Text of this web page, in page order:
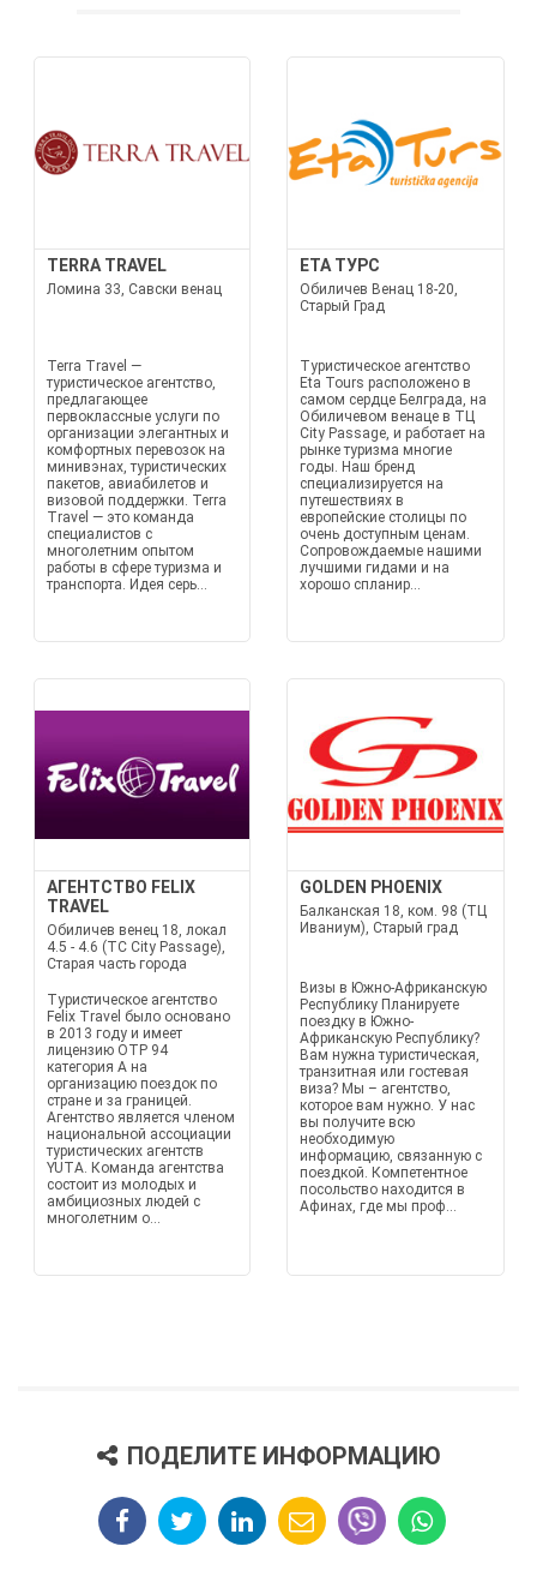
TERRA TRAVEL
Ломина 33, Савски венац
Terra Travel —
туристическое агентство,
предлагающее
первоклассные услуги по
организации элегантных и
комфортных перевозок на
минивэнах, туристических
пакетов, авиабилетов и
визовой поддержки. Terra
Travel — это команда
специалистов с
многолетним опытом
работы в сфере туризма и
транспорта. Идея серь...
ETA ТУРС
Обиличев Венац 18-20,
Старый Град
Туристическое агентство
Eta Tours расположено в
самом сердце Белграда, на
Обиличевом венаце в ТЦ
City Passage, и работает на
рынке туризма многие
годы. Наш бренд
специализируется на
путешествиях в
европейские столицы по
очень доступным ценам.
Сопровождаемые нашими
лучшими гидами и на
хорошо спланир...
АГЕНТСТВО FELIX
TRAVEL
Обиличев венец 18, локал
4.5 - 4.6 (TC City Passage),
Старая часть города
Туристическое агентство
Felix Travel было основано
в 2013 году и имеет
лицензию OTP 94
категория A на
организацию поездок по
стране и за границей.
Агентство является членом
национальной ассоциации
туристических агентств
YUTA. Команда агентства
состоит из молодых и
амбициозных людей с
многолетним о...
GOLDEN PHOENIX
Балканская 18, ком. 98 (ТЦ
Иваниум), Старый град
Визы в Южно-Африканскую
Республику Планируете
поездку в Южно-
Африканскую Республику?
Вам нужна туристическая,
транзитная или гостевая
виза? Мы – агентство,
которое вам нужно. У нас
вы получите всю
необходимую
информацию, связанную с
поездкой. Компетентное
посольство находится в
Афинах, где мы проф...
ПОДЕЛИТЕ ИНФОРМАЦИЮ